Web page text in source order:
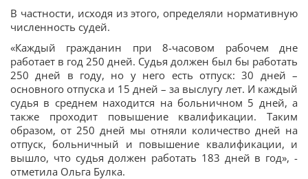
В частности, исходя из этого, определяли нормативную
численность судей.
«Каждый гражданин при 8-часовом рабочем дне
работает в год 250 дней. Судья должен был бы работать
250 дней в году, но у него есть отпуск: 30 дней –
основного отпуска и 15 дней – за выслугу лет. И каждый
судья в среднем находится на больничном 5 дней, а
также проходит повышение квалификации. Таким
образом, от 250 дней мы отняли количество дней на
отпуск, больничный и повышение квалификации, и
вышло, что судья должен работать 183 дней в год», -
отметила Ольга Булка.